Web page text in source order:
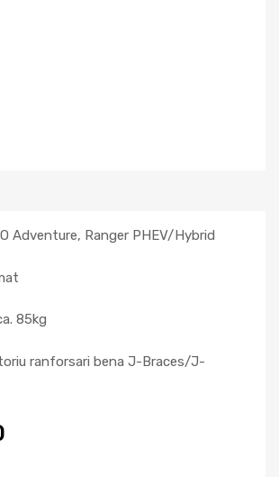
Adventure, Ranger PHEV/Hybrid
85kg
ranforsari bena J-Braces/J-